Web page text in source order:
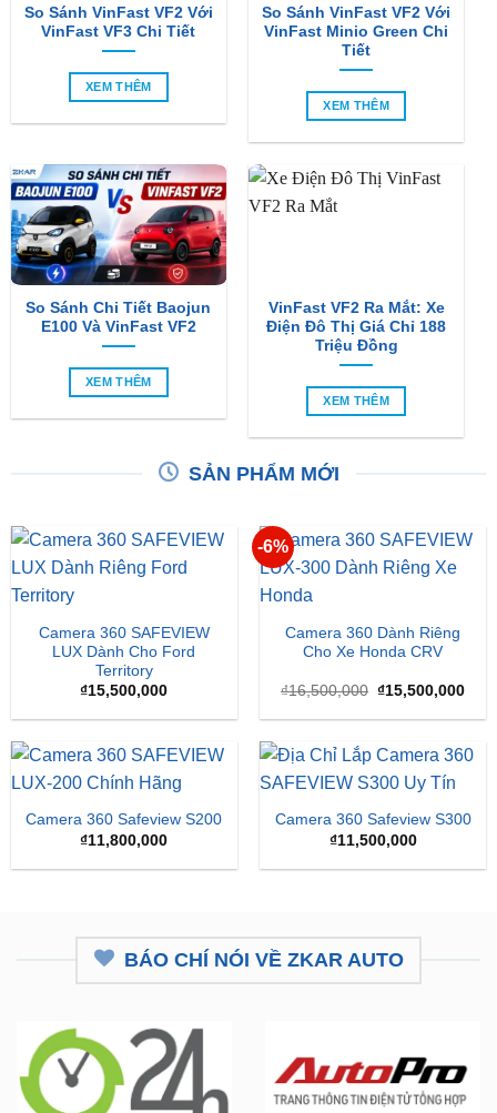
So Sánh VinFast VF2 Với
VinFast VF3 Chi Tiết
XEM THÊM
So Sánh VinFast VF2 Với
VinFast Minio Green Chi
Tiết
XEM THÊM
So Sánh Chi Tiết Baojun
E100 Và VinFast VF2
XEM THÊM
VinFast VF2 Ra Mắt: Xe
Điện Đô Thị Giá Chỉ 188
Triệu Đồng
XEM THÊM
SẢN PHẨM MỚI
Camera 360 SAFEVIEW
LUX Dành Cho Ford
Territory
₫15,500,000
-6%
Camera 360 Dành Riêng
Cho Xe Honda CRV
₫16,500,000 Giá
là:
₫15,500,000Giá
tại
Camera 360 Safeview S200
₫11,800,000
Camera 360 Safeview S300
₫11,500,000
BÁO CHÍ NÓI VỀ ZKAR AUTO